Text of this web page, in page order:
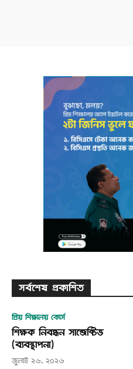
সর্বশেষ প্রকাশিত
প্রিয় শিক্ষালয় কোর্স
শিক্ষক নিবন্ধন সাব্জেক্টিভ
(ব্যবস্থাপনা)
জুলাই ২৬, ২০২৬